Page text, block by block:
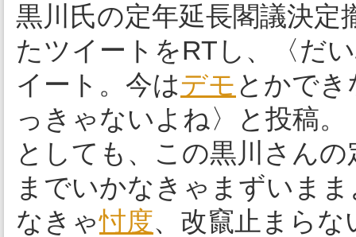
黒川氏の定年延長閣議決定
たツイートをRTし、〈だ
イート。今はデモ とかで
っきゃないよね〉と投稿
としても、この黒川さん
までいかなきゃまずいま
なきゃ忖度、改竄止まら